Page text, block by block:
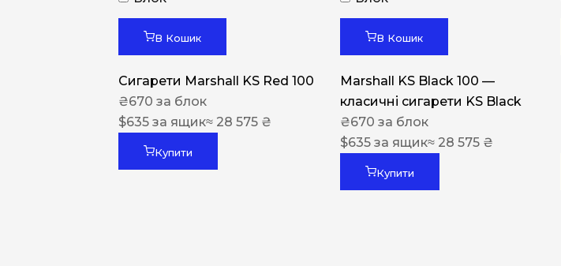
Nistru
В Кошик
Сигарети Marshall KS Red 100
₴670 за блок
$635 за ящик≈ 28 575 ₴
Купити
В Кошик
Marshall KS Black 100 —
класичні сигарети KS Black
₴670 за блок
$635 за ящик≈ 28 575 ₴
Купити